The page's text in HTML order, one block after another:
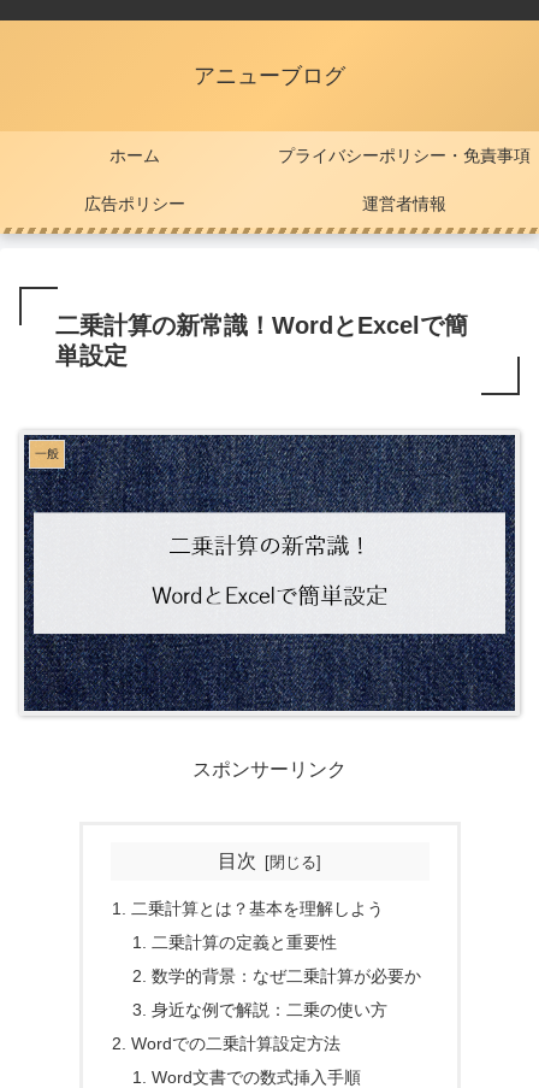
アニューブログ
ホーム プライバシーポリシー・免責事項
広告ポリシー 運営者情報
二乗計算の新常識！WordとExcelで簡
単設定
一般
スポンサーリンク
目次
二乗計算とは？基本を理解しよう
二乗計算の定義と重要性
数学的背景：なぜ二乗計算が必要か
身近な例で解説：二乗の使い方
Wordでの二乗計算設定方法
Word文書での数式挿入手順